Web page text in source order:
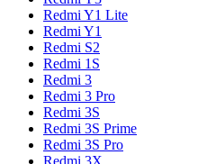
Redmi Y1 Lite
Redmi Y1
Redmi S2
Redmi 1S
Redmi 3
Redmi 3 Pro
Redmi 3S
Redmi 3S Prime
Redmi 3S Pro
Redmi 3X